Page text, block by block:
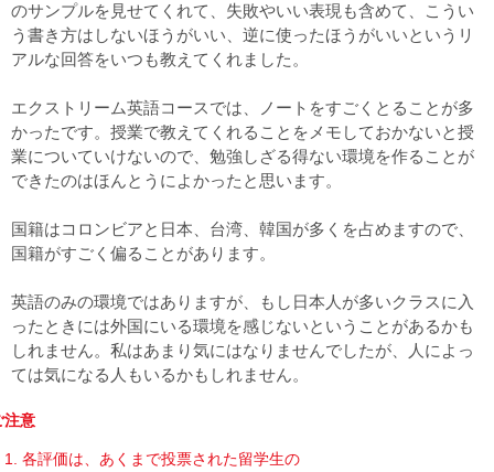
のサンプルを見せてくれて、失敗やいい表現も含めて、こうい
う書き方はしないほうがいい、逆に使ったほうがいいというリ
アルな回答をいつも教えてくれました。
エクストリーム英語コースでは、ノートをすごくとることが多
かったです。授業で教えてくれることをメモしておかないと授
業についていけないので、勉強しざる得ない環境を作ることが
できたのはほんとうによかったと思います。
国籍はコロンビアと日本、台湾、韓国が多くを占めますので、
国籍がすごく偏ることがあります。
英語のみの環境ではありますが、もし日本人が多いクラスに入
ったときには外国にいる環境を感じないということがあるかも
しれません。私はあまり気にはなりませんでしたが、人によっ
ては気になる人もいるかもしれません。
注意
各評価は、あくまで投票された留学生の